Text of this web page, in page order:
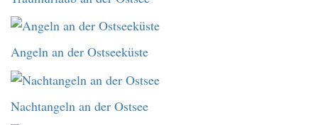
Angeln an der Ostseeküste
Nachtangeln an der Ostsee